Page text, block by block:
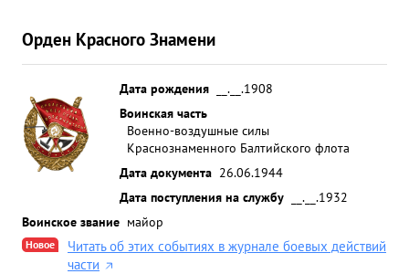
Орден Красного Знамени
Дата рождения
__.__.1908
Воинская часть
Военно-воздушные силы
Краснознаменного Балтийского флота
Дата документа 26.06.1944
Дата поступления на службу
__.__.1932
Воинское звание майор
Новое
Читать об этих событиях в журнале боевых действий
части